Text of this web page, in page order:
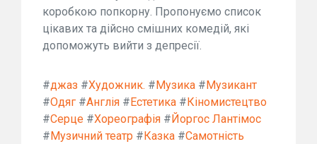
коробкою попкорну. Пропонуємо список
цікавих та дійсно смішних комедій, які
допоможуть вийти з депресії.
#джаз #Художник. # Музика # Музикант
#Одяг #Англія # Естетика # Кіномистецтво
#Серце #Хореографія # Йоргос Лантімос
# Музичний театр # Казка #Самотність